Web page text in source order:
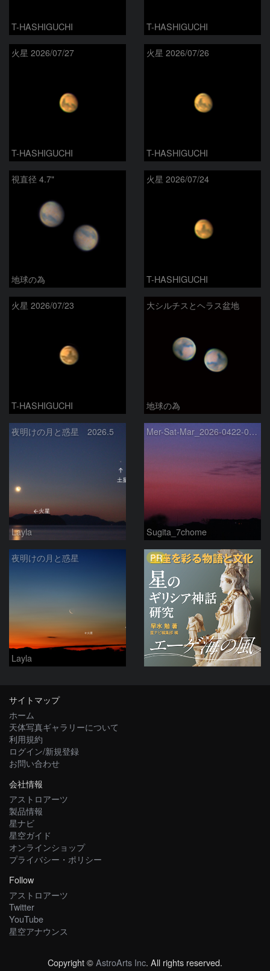
T-HASHIGUCHI T-HASHIGUCHI
火星 2026/07/27
T-HASHIGUCHI
火星 2026/07/26
T-HASHIGUCHI
視直径 4.7"
地球の為
火星 2026/07/24
T-HASHIGUCHI
火星 2026/07/23
T-HASHIGUCHI
大シルチスとヘラス盆地
地球の為
夜明けの月と惑星 2026.5
Layla
Mer-Sat-Mar_2026-0422-0430
Sugita_7chome
夜明けの月と惑星
Layla
PR
サイトマップ
ホーム
天体写真ギャラリーについて
利用規約
ログイン/新規登録
お問い合わせ
会社情報
アストロアーツ
製品情報
星ナビ
星空ガイド
オンラインショップ
プライバシー・ポリシー
Follow
アストロアーツ
Twitter
YouTube
星空アナウンス
Copyright ©AstroArts Inc. All rights reserved.